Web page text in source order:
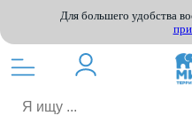
Для большего удобства